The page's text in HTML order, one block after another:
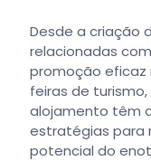
Desde a criação
relacionadas
promoção eficaz
feiras de
alojamento têm
estratégias para
potencial do